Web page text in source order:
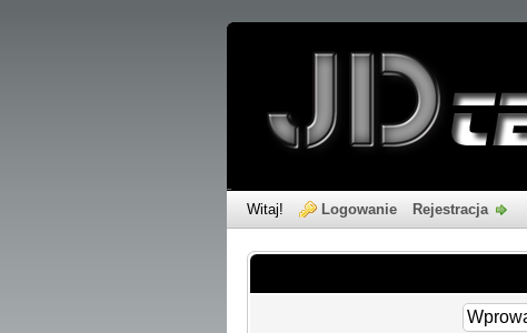
Witaj! Logowanie Rejestracja